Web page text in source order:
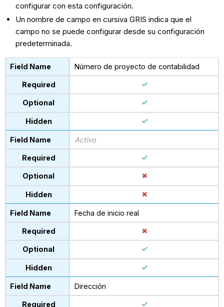
configurar con esta configuración.
Un nombre de campo en cursiva GRIS indica que el
campo no se puede configurar desde su configuración
predeterminada.
Número de proyecto de contabilidad
Activo
Fecha de inicio real
Dirección